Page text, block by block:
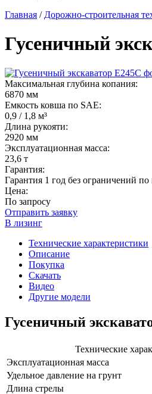
Главная / Дорожно-строительная
Гусеничный
Максимальная глубина копания:
6870 мм
Емкость ковша по SAE:
0,9 / 1,8 м³
Длина рукояти:
2920 мм
Эксплуатационная масса:
23,6 т
Гарантия:
Гарантия 1 год без ограничений по
Цена:
По запросу
Отправить заявку
В лизинг
Технические характеристики
Описание
Покупка
Скачать
Видео
Другие модели
Гусеничный
Технические
Эксплуатационная масса
Удельное давление на грунт
Длина стрелы